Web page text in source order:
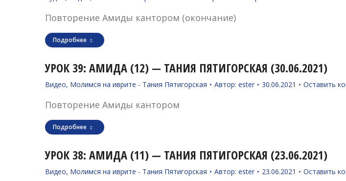
Повторение Амиды кантором (окончание)
Подробнее
УРОК 39: АМИДА (12) — ТАНИЯ ПЯТИГОРСКАЯ (30.06.2021)
Видео, Молимся на иврите - Тания Пятигорская Автор: ester 30.06.2021 Оставить
Повторение Амиды кантором
Подробнее
УРОК 38: АМИДА (11) — ТАНИЯ ПЯТИГОРСКАЯ (23.06.2021)
Видео, Молимся на иврите - Тания Пятигорская Автор: ester 23.06.2021 Оставить